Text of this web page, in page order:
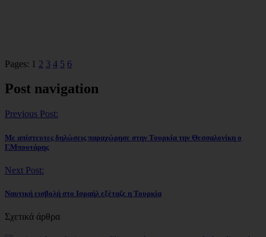
Pages: 1 2 3 4 5 6
Post navigation
Previous Post:
Με απίστευτες δηλώσεις παραχώρησε στην Τουρκία την Θεσσαλονίκη ο
Γ.Μπουτάρης
Next Post:
Ναυτική εισβολή στο Ισραήλ εξέταζε η Τουρκία
Σχετικά άρθρα